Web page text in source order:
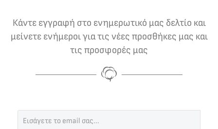
Κάντε εγγραφή στο ενημερωτικό μας δελτίο και
μείνετε ενήμεροι για τις νέες προσθήκες μας και
τις προσφορές μας